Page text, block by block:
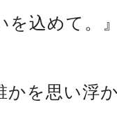
を込めて。
かを思い浮